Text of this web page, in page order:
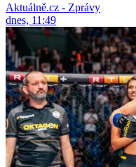
Aktuálně.cz - Zprávy
dnes, 11:49